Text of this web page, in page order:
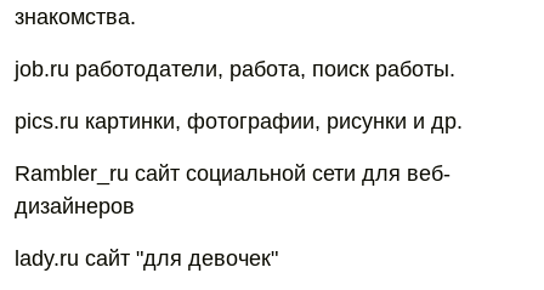
знакомства.
job.ru работодатели, работа, поиск работы.
pics.ru картинки, фотографии, рисунки и др.
Rambler_ru сайт социальной сети для веб-
дизайнеров
lady.ru сайт "для девочек"